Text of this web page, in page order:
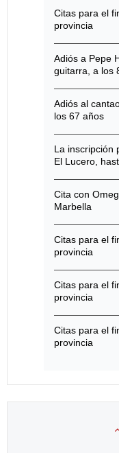
Citas para el
provincia
Adiós a Pepe
guitarra, a los
Adiós al
los 67 años
La inscripción
El Lucero,
Cita con
Marbella
Citas para el
provincia
Citas para el
provincia
Citas para el
provincia